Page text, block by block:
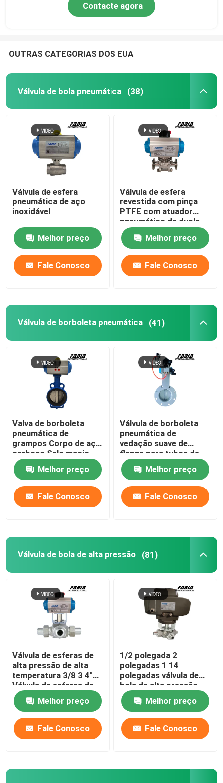
Para casa
Vídeos
Sobre nós
Visita à fábrica
Controle de qualidade
Contacte-nos
Solicite um orçamento
Contacte agora
OUTRAS CATEGORIAS DOS EUA
Válvula de bola pneumática (38)
Válvula de esfera
pneumática de aço
inoxidável
Melhor preço
Fale Conosco
Válvula de esfera
revestida com pinça
PTFE com atuador
pneumático de dupla
ação
Melhor preço
Fale Conosco
Válvula de borboleta pneumática (41)
Valva de borboleta
pneumática de
grampos Corpo de aço
carbono Selo macio
Valva de borboleta
Melhor preço
Fale Conosco
Válvula de borboleta
pneumática de
vedação suave de
flange para tubos de
abastecimento de água
e drenagemMelhor preço
Fale Conosco
Válvula de bola de alta pressão (81)
Válvula de esferas de
alta pressão de alta
temperatura 3/8 3 4"
Válvula de esferas de
soldadura de traseira
Melhor preço
Fale Conosco
1/2 polegada 2
polegadas 1 14
polegadas válvula de
bola de alta pressão
Tee Butt Soldadura
Melhor preço
Fale Conosco